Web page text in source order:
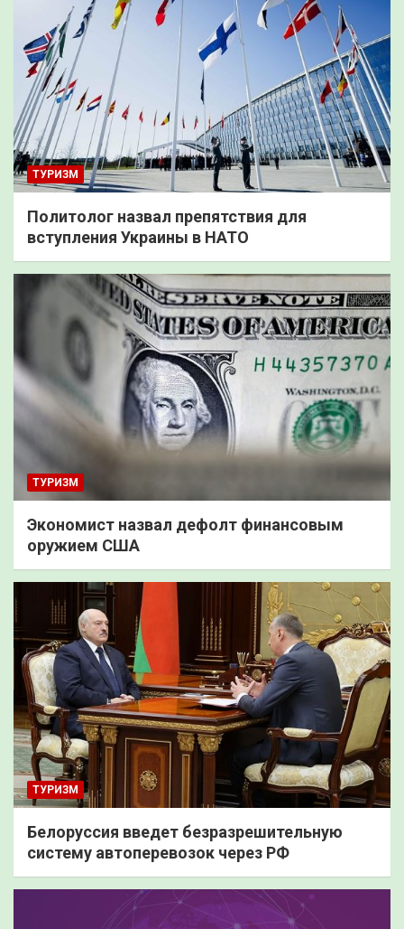
ТУРИЗМ
Политолог назвал препятствия для
вступления Украины в НАТО
ТУРИЗМ
Экономист назвал дефолт финансовым
оружием США
ТУРИЗМ
Белоруссия введет безразрешительную
систему автоперевозок через РФ